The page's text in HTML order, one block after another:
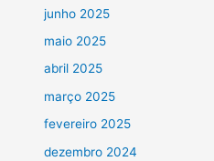
junho 2025
maio 2025
abril 2025
março 2025
fevereiro 2025
dezembro 2024